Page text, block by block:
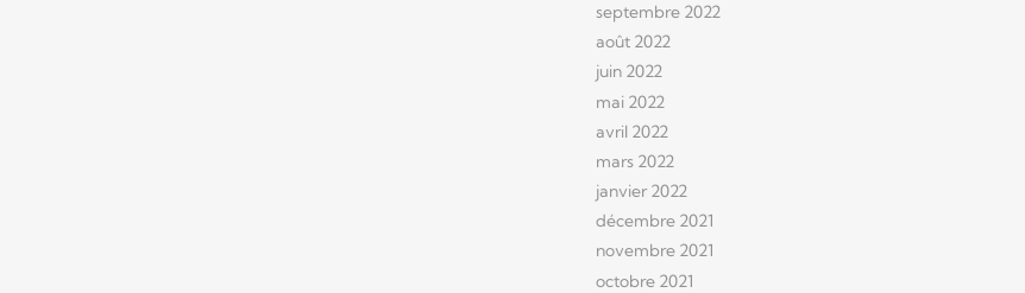
septembre 2022
août 2022
juin 2022
mai 2022
avril 2022
mars 2022
janvier 2022
décembre 2021
novembre 2021
octobre 2021